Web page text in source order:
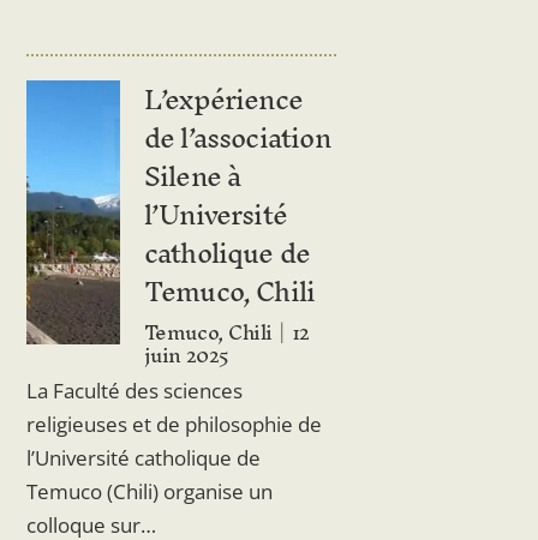
L’expérience
de l’association
Silene à
l’Université
catholique de
Temuco, Chili
Temuco, Chili 12
juin 2025
La Faculté des sciences
religieuses et de philosophie de
l’Université catholique de
Temuco (Chili) organise un
colloque sur…